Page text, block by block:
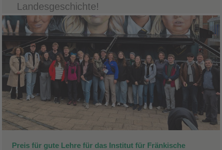
Landesgeschichte!
Preis für gute Lehre für das Institut für Fränkische